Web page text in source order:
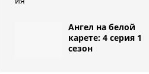
Ангел на белой
карете: 4 серия 1
сезон